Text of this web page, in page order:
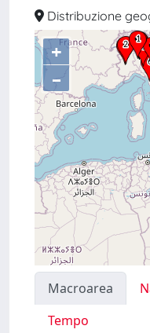
Distribuzione
+
–
Macroarea
Tempo